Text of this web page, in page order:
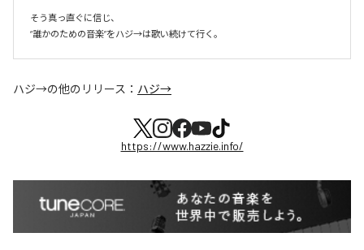
そう真っ直ぐに信じ、
ハジ→の他のリリース： ハジ→
https://www.hazzie.info/